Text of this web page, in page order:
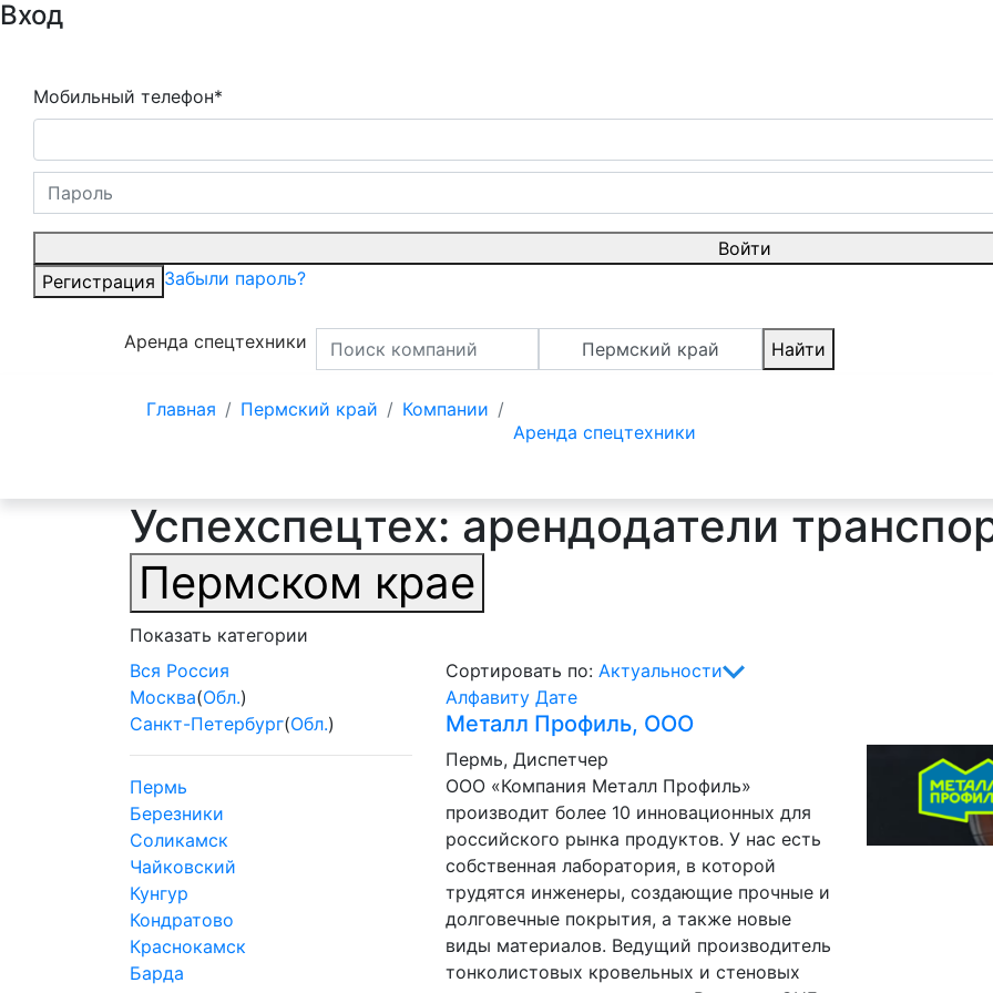
Вход
Мобильный телефон*
Войти
Регистрация Забыли пароль?
Аренда спецтехники Пермский край Найти
Главная Пермский край
Компании
Аренда спецтехники
Успехспецтех: арендодатели
Пермском крае
Показать категории
Вся Россия
Москва(Обл.)
Санкт-Петербург(Обл.)
Пермь
Березники
Соликамск
Чайковский
Кунгур
Кондратово
Краснокамск
Барда
Сортировать по: Актуальности
Алфавиту Дате
Металл Профиль, ООО
Пермь, Диспетчер
ООО «Компания Металл Профиль»
производит более 10 инновационных для
российского рынка продуктов. У нас есть
собственная лаборатория, в которой
трудятся инженеры, создающие прочные и
долговечные покрытия, а также новые
виды материалов. Ведущий производитель
тонколистовых кровельных и стеновых